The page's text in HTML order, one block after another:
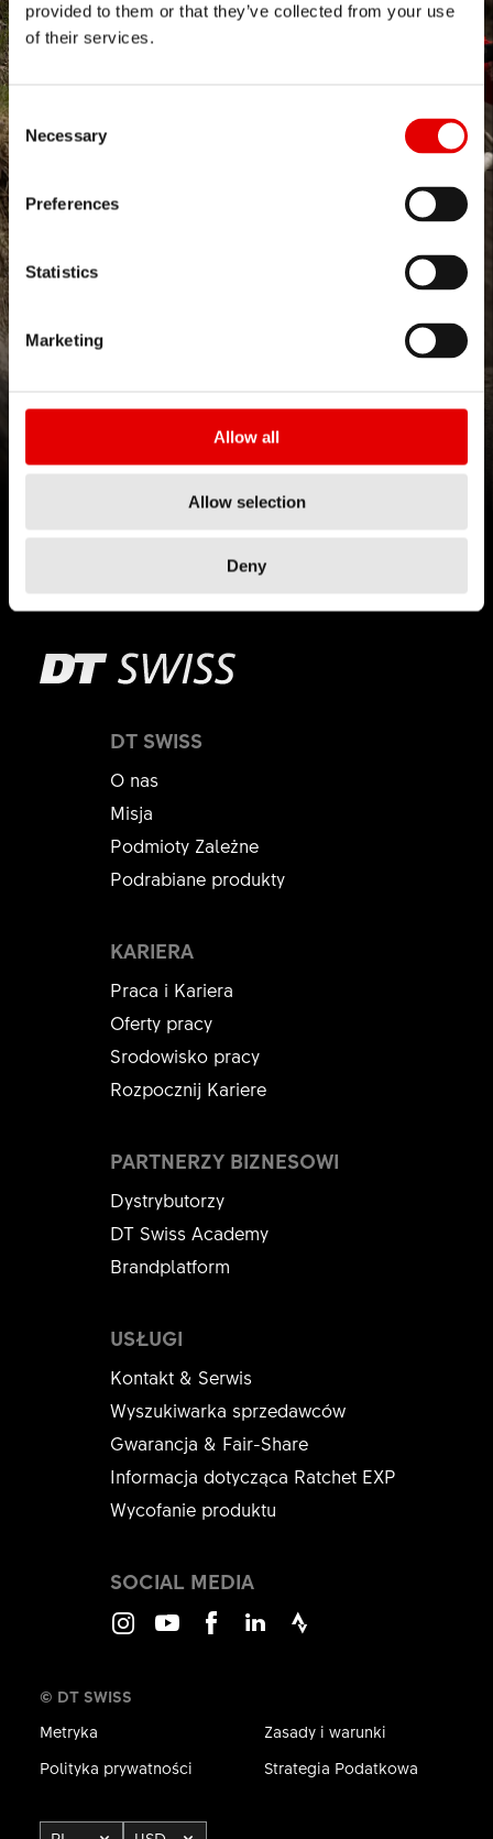
provided to them or that they’ve collected from your use
of their services.
Consent Selection
Necessary
Preferences
Statistics
Marketing
Allow all
Allow selection
Deny
Nowy F 1900 CLASSIC
Dowiedz się więcej
DT SWISS
O nas
Misja
Podmioty Zależne
Podrabiane produkty
KARIERA
Praca i Kariera
Oferty pracy
Srodowisko pracy
Rozpocznij Kariere
USŁUGI
Kontakt & Serwis
Wyszukiwarka sprzedawców
Gwarancja & Fair-Share
Informacja dotycząca Ratchet EXP
Wycofanie produktu
PARTNERZY BIZNESOWI
Dystrybutorzy
DT Swiss Academy
Brandplatform
SOCIAL MEDIA
© DT SWISS
Metryka
Polityka prywatności
Zasady i warunki
Strategia Podatkowa